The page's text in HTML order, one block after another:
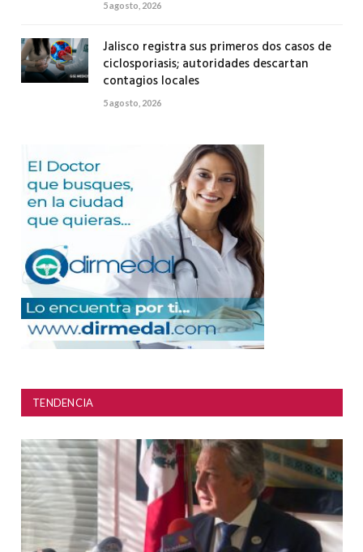
5 agosto, 2026
Jalisco registra sus primeros dos casos de
ciclosporiasis; autoridades descartan
contagios locales
5 agosto, 2026
TENDENCIA